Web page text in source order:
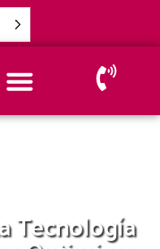
Tecnología